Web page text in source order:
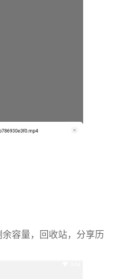
容量，回收站，分享历